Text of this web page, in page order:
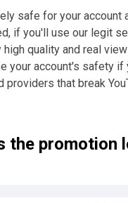
safe for your account
if you'll use our legit
quality and real
your account's safety if
providers that break
the promotion